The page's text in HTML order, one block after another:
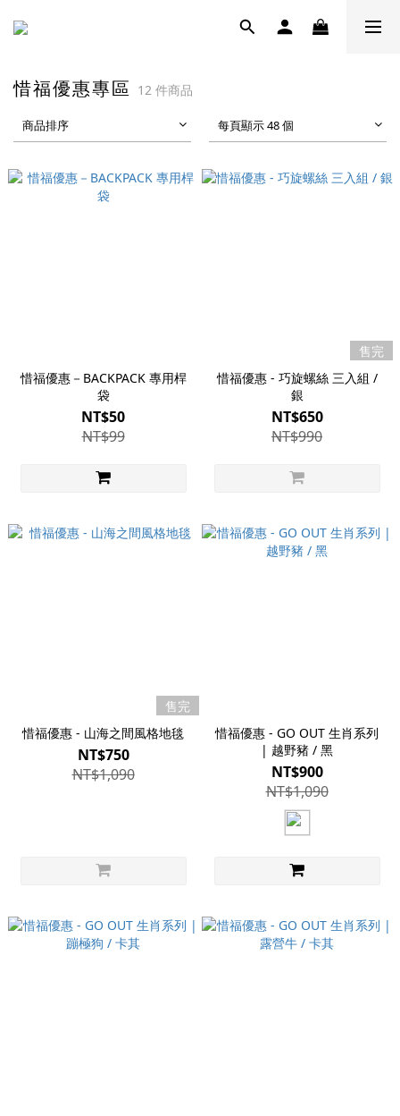
惜福優惠專區 12 件商品
商品排序 每頁顯示 48 個
惜福優惠－BACKPACK 專用桿
袋
NT$50
NT$99
售完
惜福優惠 - 巧旋螺絲 三入組 /
銀
NT$650
NT$990
售完
惜福優惠 - 山海之間風格地毯
NT$750
NT$1,090
惜福優惠 - GO OUT 生肖系列
| 越野豬 / 黑
NT$900
NT$1,090